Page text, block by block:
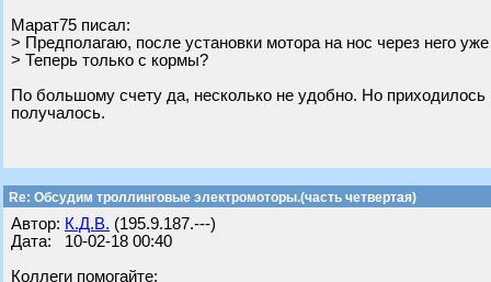
Марат75 писал:
> Предполагаю, после установки мотора на нос через него
> Теперь только с кормы?
По большому счету да, несколько не удобно. Но приходилось
получалось.
Re: Обсудим троллинговые электромоторы.(часть четвертая)
Автор: К.Д.В. (195.9.187.---)
Дата: 10-02-18 00:40
Коллеги помогайте: